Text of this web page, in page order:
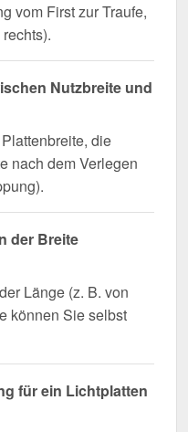
vom First zur Traufe,
Nutzbreite und
die
nach dem Verlegen
der Breite
Länge (z. B. von
können Sie selbst
für ein Lichtplatten